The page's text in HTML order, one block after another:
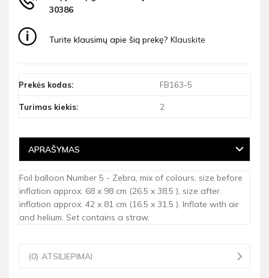
30386
Turite klausimų apie šią prekę? Klauskite
Prekės kodas: FB163-5
Turimas kiekis: 2
APRAŠYMAS
Foil balloon Number 5 - Zebra, mix of colours, size before
inflation approx. 68 x 98 cm (26.5 x 38.5 ), size after
inflation approx. 42 x 81 cm (16.5 x 31.5 ). Inflate with air
and helium. Set contains a straw.
(0) ATSILIEPIMAI